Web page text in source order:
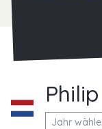
Jahr